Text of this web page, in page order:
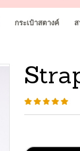
กระเป๋าสตางค์ ส